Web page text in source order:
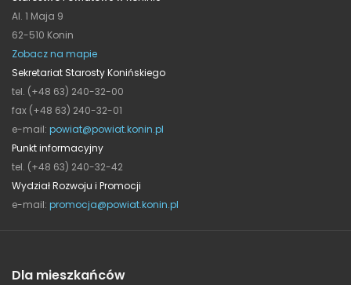
Al. 1 Maja 9
62-510 Konin
Zobacz na mapie
Sekretariat Starosty Konińskiego
tel. (+48 63) 240-32-00
fax (+48 63) 240-32-01
e-mail: powiat@powiat.konin.pl
Punkt informacyjny
tel. (+48 63) 240-32-42
Wydział Rozwoju i Promocji
e-mail: promocja@powiat.konin.pl
Dla mieszkańców